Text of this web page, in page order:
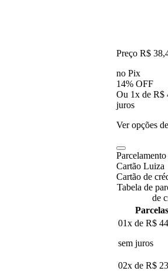
Preço R$
no Pix
14% OFF
Ou 1x de R$
juros
Ver opções
Parcelamento
Cartão Luiza
Cartão de
Tabela de
de
Parcelas
01x de R$
sem juros
02x de R$